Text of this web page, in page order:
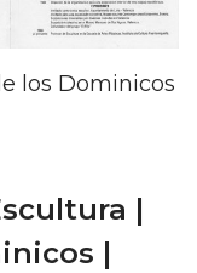
los Dominicos
|
|